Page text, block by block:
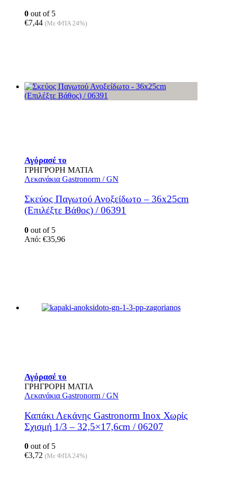
0 out of 5
€7,44 (Με ΦΠΑ 24%)
Αγόρασέ το
το
προϊόν
πολλαπλές
παραλλαγές.
Οι
ΓΡΗΓΡΟΡΗ ΜΑΤΙΑ
Λεκανάκια Gastronorm / GN
Σκεύος Παγωτού Ανοξείδωτο – 36x25cm
(Επιλέξτε Βάθος) / 06391
0 out of 5
Από: €35,96
Αγόρασέ το
ΓΡΗΓΡΟΡΗ ΜΑΤΙΑ
Λεκανάκια Gastronorm / GN
Καπάκι Λεκάνης Gastronorm Inox Χωρίς
Σχισμή 1/3 – 32,5×17,6cm / 06207
0 out of 5
€3,72 (Με ΦΠΑ 24%)